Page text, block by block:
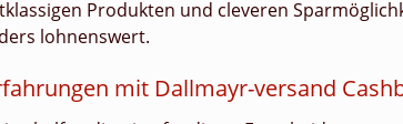
Produkten und cleveren
lohnenswert.
mit Dallmayr-versand